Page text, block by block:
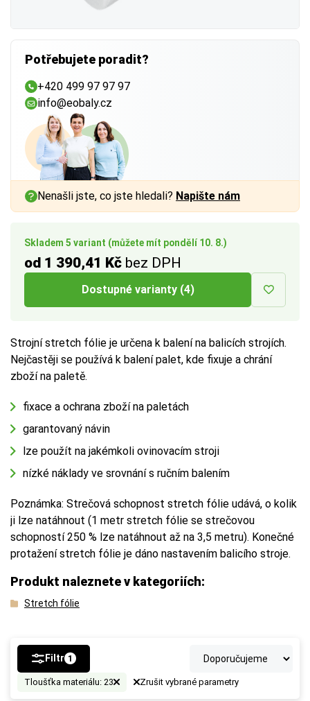
Skladem 5 variant (můžete mít pondělí 10. 8.)
od 1 390,41 Kč bez DPH
Dostupné varianty (4)
Strojní stretch fólie je určena k balení na balicích strojích.
Nejčastěji se používá k balení palet, kde fixuje a chrání
zboží na paletě.
fixace a ochrana zboží na paletách
garantovaný návin
lze použít na jakémkoli ovinovacím stroji
nízké náklady ve srovnání s ručním balením
Poznámka: Strečová schopnost stretch fólie udává, o kolik
ji lze natáhnout (1 metr stretch fólie se strečovou
schopností 250 % lze natáhnout až na 3,5 metru). Konečné
protažení stretch fólie je dáno nastavením balicího stroje.
Produkt naleznete v kategoriích:
Stretch fólie
Potřebujete poradit?
+420 499 97 97 97
info@eobaly.cz
Nenašli jste, co jste hledali? Napište nám
Filtr 1
Tloušťka materiálu: 23 Zrušit vybrané parametry